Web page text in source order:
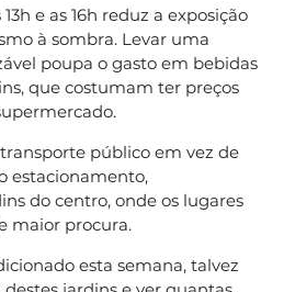
e as 16h reduz a exposição
à sombra. Levar uma
poupa o gasto em bebidas
que costumam ter preços
público em vez de
estacionamento,
do centro, onde os lugares
maior procura.
esta semana, talvez